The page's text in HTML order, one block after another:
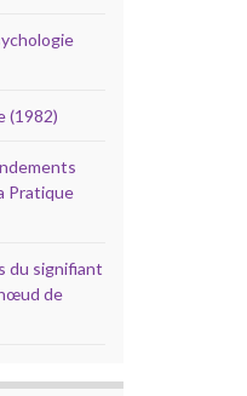
(1982)
Pratique
du signifiant
de